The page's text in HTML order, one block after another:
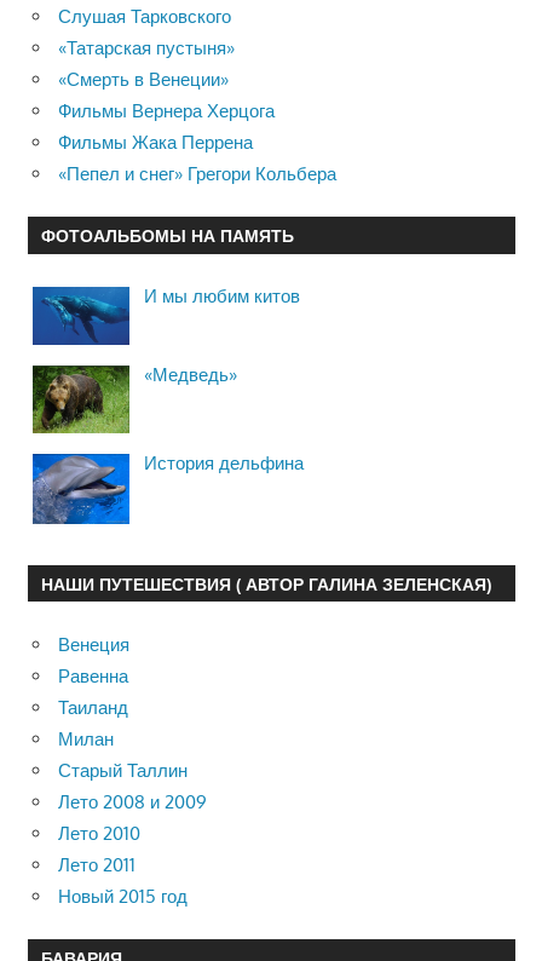
Слушая Тарковского
«Татарская пустыня»
«Смерть в Венеции»
Фильмы Вернера Херцога
Фильмы Жака Перрена
«Пепел и снег» Грегори Кольбера
ФОТОАЛЬБОМЫ НА ПАМЯТЬ
И мы любим китов
«Медведь»
История дельфина
НАШИ ПУТЕШЕСТВИЯ ( АВТОР ГАЛИНА ЗЕЛЕНСКАЯ)
Венеция
Равенна
Таиланд
Милан
Старый Таллин
Лето 2008 и 2009
Лето 2010
Лето 2011
Новый 2015 год